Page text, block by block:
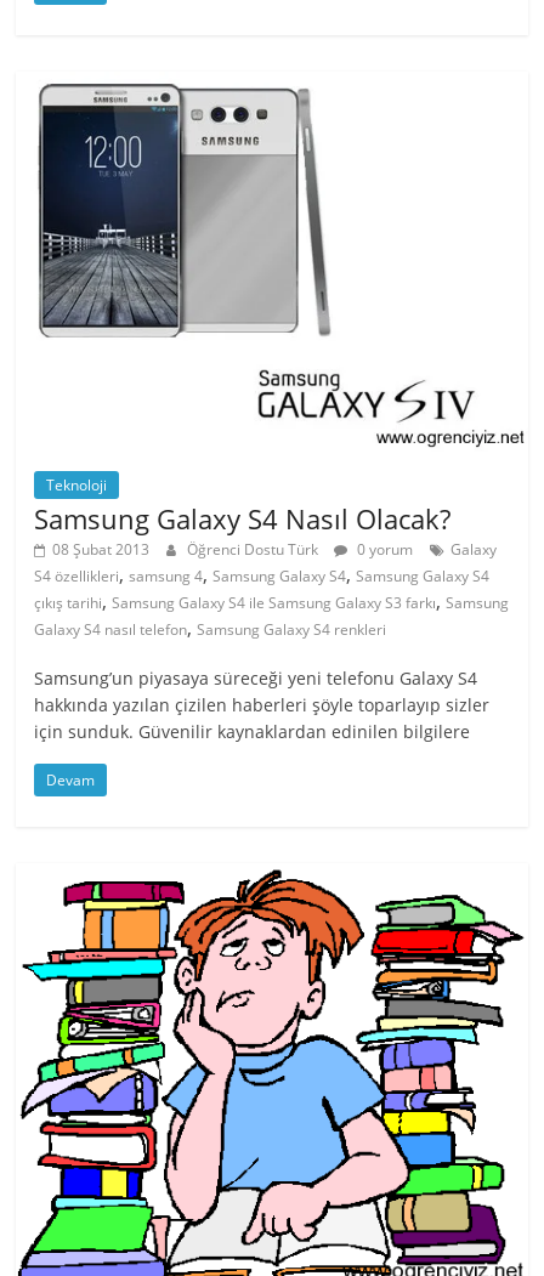
Teknoloji
Samsung Galaxy S4 Nasıl Olacak?
08 Şubat 2013 Öğrenci Dostu Türk 0 yorum
Galaxy
S4 özellikleri,samsung 4,Samsung Galaxy S4,Samsung Galaxy S4
çıkış tarihi,Samsung Galaxy S4 ile Samsung Galaxy S3 farkı,Samsung
Galaxy S4 nasıl telefon,Samsung Galaxy S4 renkleri
Samsung’un piyasaya süreceği yeni telefonu Galaxy S4
hakkında yazılan çizilen haberleri şöyle toparlayıp sizler
için sunduk. Güvenilir kaynaklardan edinilen bilgilere
Devam